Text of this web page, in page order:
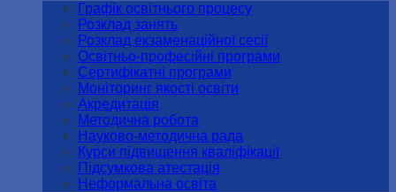
Графік освітнього процесу
Розклад занять
Розклад екзаменаційної сесії
Освітньо-професійні програми
Сертифікатні програми
Моніторинг якості освіти
Акредитація
Методична робота
Науково-методична рада
Курси підвищення кваліфікації
Підсумкова атестація
Неформальна освіта